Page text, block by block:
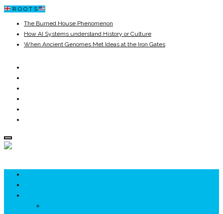
R O O T S
How AI Systems understand History or Culture
When Ancient Genomes Met Ideas at the Iron Gates
The Danube River „Bone Network”